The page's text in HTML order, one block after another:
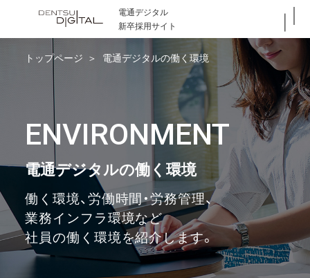
電通デジタル
新卒採用サイト
トップページ 電通デジタルの働く環境
ENVIRONMENT
電通デジタルの働く環境
働く環境、労働時間・労務管理、
業務インフラ環境など
社員の働く環境を紹介します。